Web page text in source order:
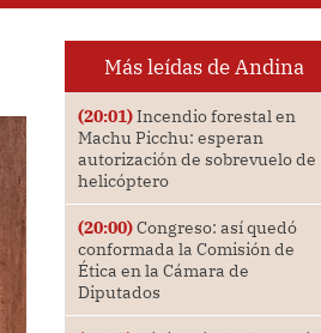
Más leídas de Andina
(20:01)Incendio forestal en
Machu Picchu: esperan
autorización de sobrevuelo de
helicóptero
(20:00)Congreso: así quedó
conformada la Comisión de
Ética en la Cámara de
Diputados